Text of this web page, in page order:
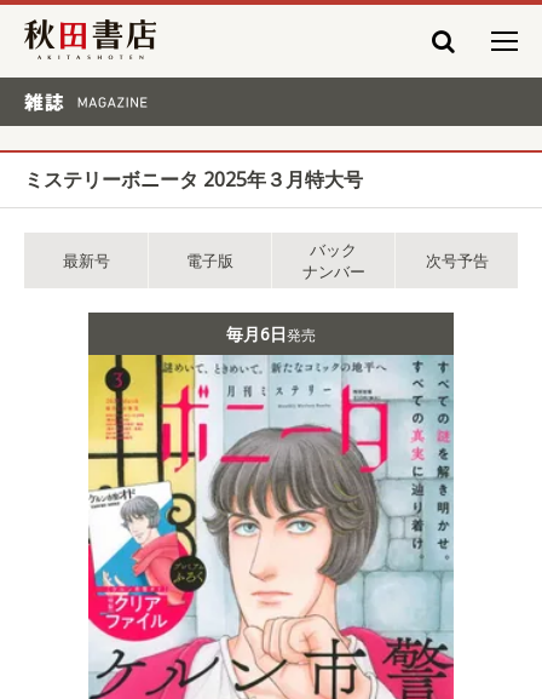
秋田書店
ミステリーボニータ 2025年３月特大号
最新号 電子版
バック
ナンバー
次号予告
毎月6日発売